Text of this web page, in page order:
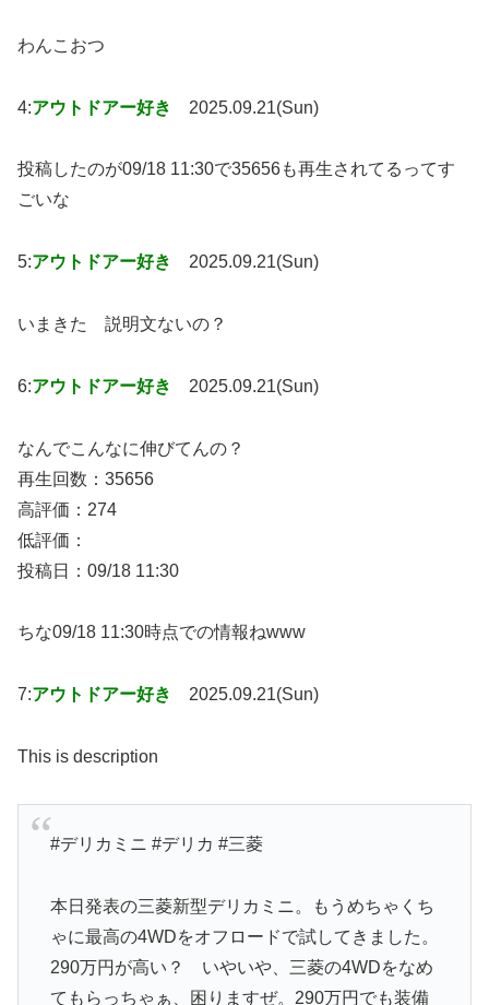
わんこおつ
4:アウトドアー好き 2025.09.21(Sun)
投稿したのが09/18 11:30で35656も再生されてるってす
ごいな
5:アウトドアー好き 2025.09.21(Sun)
いまきた 説明文ないの？
6:アウトドアー好き 2025.09.21(Sun)
なんでこんなに伸びてんの？
再生回数：35656
高評価：274
低評価：
投稿日：09/18 11:30
ちな09/18 11:30時点での情報ねwww
7:アウトドアー好き 2025.09.21(Sun)
This is description
#デリカミニ #デリカ #三菱
本日発表の三菱新型デリカミニ。もうめちゃくち
ゃに最高の4WDをオフロードで試してきました。
290万円が高い？ いやいや、三菱の4WDをなめ
てもらっちゃぁ、困りますぜ。290万円でも装備